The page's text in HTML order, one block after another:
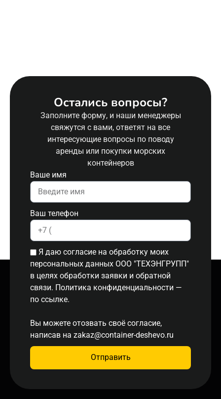
Остались вопросы?
Заполните форму, и наши менеджеры
свяжутся с вами, ответят на все
интересующие вопросы по поводу
аренды или покупки морских
контейнеров
Ваше имя
Ваш телефон
Я даю согласие на обработку моих
персональных данных ООО "ТЕХЭНГРУПП"
в целях обработки заявки и обратной
связи. Политика конфиденциальности —
по ссылке.
Вы можете отозвать своё согласие,
написав на zakaz@container-deshevo.ru
Отправить